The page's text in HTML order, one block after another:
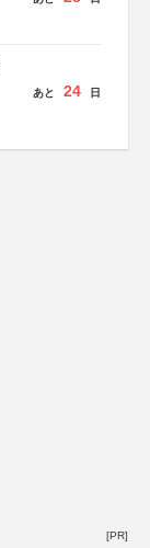
あと 24 日
[PR]